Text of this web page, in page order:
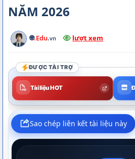
NĂM 2026
🌐.Edu.vn lượt xem
ĐƯỢC TÀI TRỢ
Tài liệu HOT